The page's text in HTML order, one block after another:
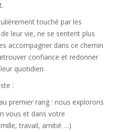
touché par les
leur vie, ne se sentent plus
accompagner dans ce chemin
confiance et redonner
quotidien.
:
premier rang : nous explorons
vous et dans votre
travail, amitié …)